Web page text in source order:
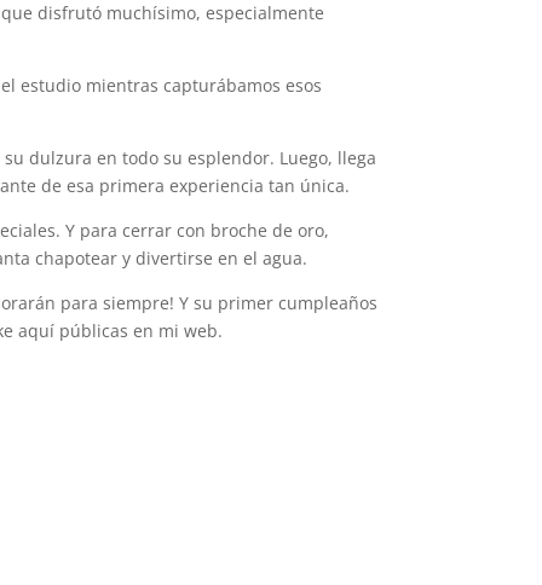
disfrutó muchísimo, especialmente
estudio mientras capturábamos esos
dulzura en todo su esplendor. Luego, llega
de esa primera experiencia tan única.
Y para cerrar con broche de oro,
chapotear y divertirse en el agua.
para siempre! Y su primer cumpleaños
aquí públicas en mi web.